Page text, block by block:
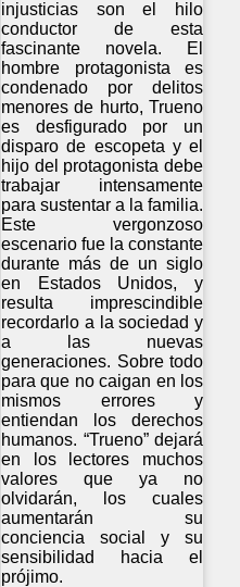
injusticias son el hilo
conductor de esta
fascinante novela. El
hombre protagonista es
condenado por delitos
menores de hurto, Trueno
es desfigurado por un
disparo de escopeta y el
hijo del protagonista debe
trabajar intensamente
para sustentar a la familia.
Este vergonzoso
escenario fue la constante
durante más de un siglo
en Estados Unidos, y
resulta imprescindible
recordarlo a la sociedad y
a las nuevas
generaciones. Sobre todo
para que no caigan en los
mismos errores y
entiendan los derechos
humanos. “Trueno” dejará
en los lectores muchos
valores que ya no
olvidarán, los cuales
aumentarán su
conciencia social y su
sensibilidad hacia el
prójimo.